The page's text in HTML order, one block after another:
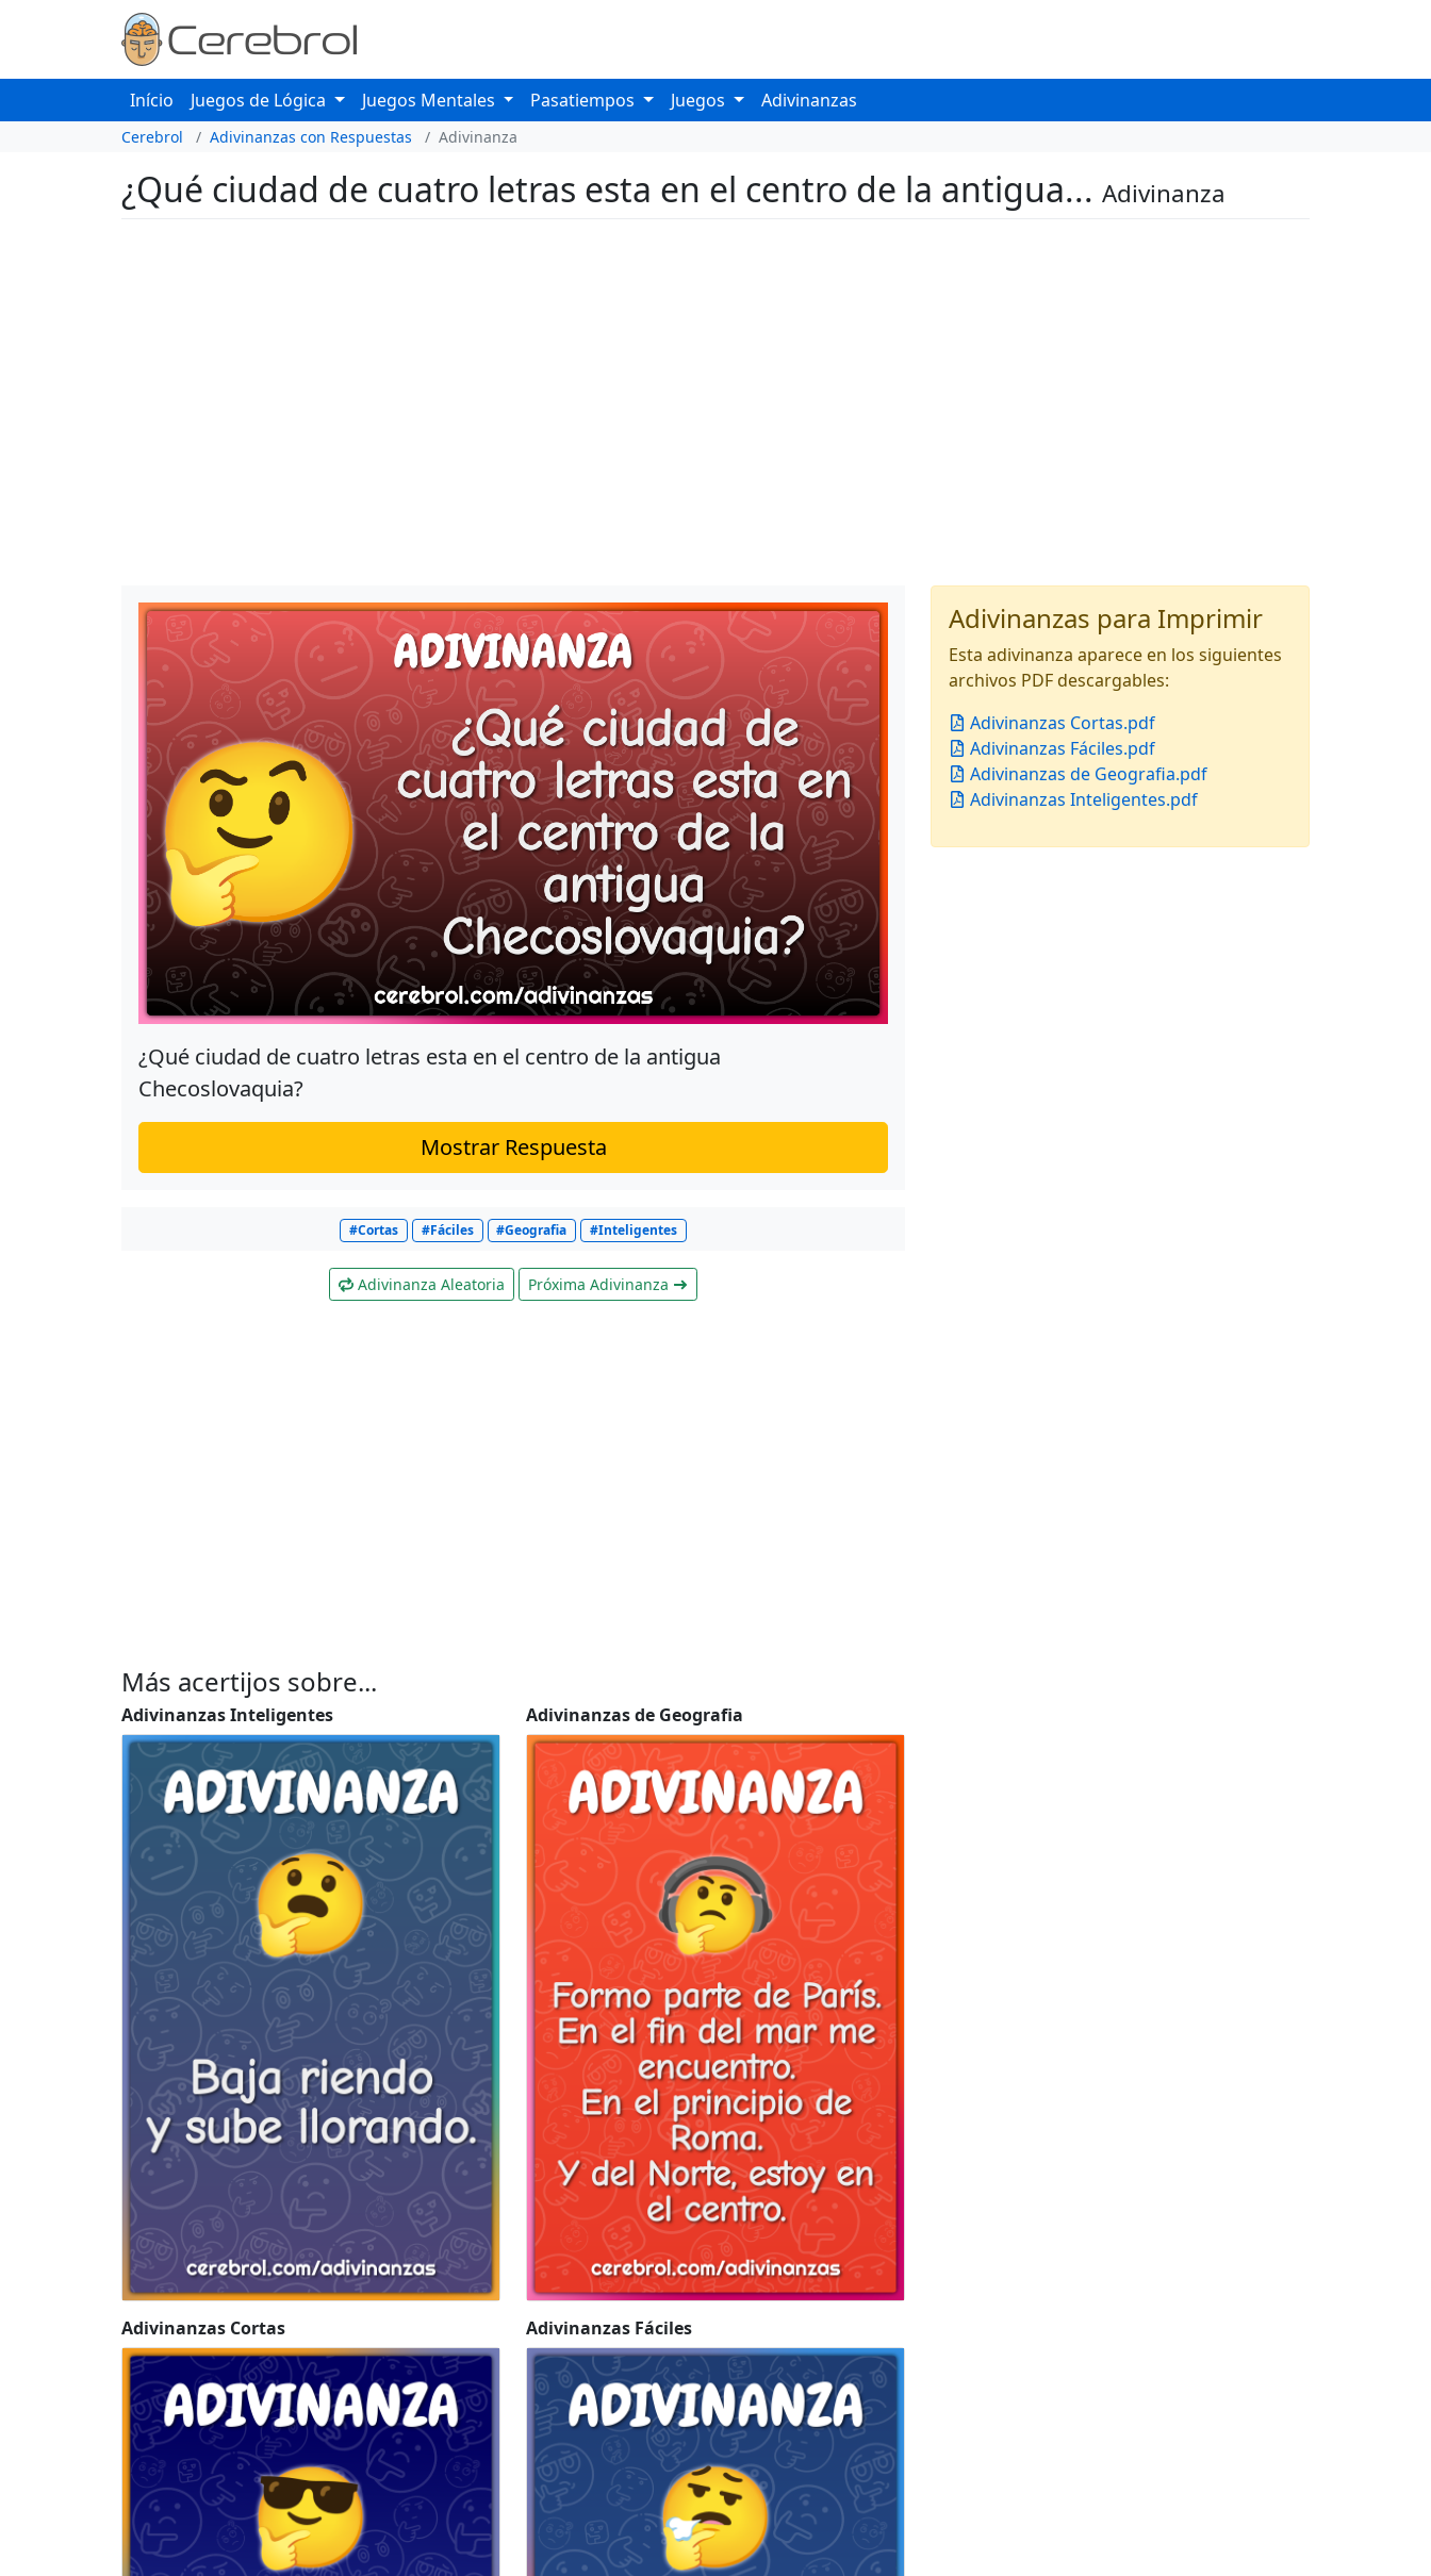
Início Juegos de Lógica Juegos Mentales Pasatiempos Juegos Adivinanzas
Cerebrol Adivinanzas con Respuestas Adivinanza
¿Qué ciudad de cuatro letras esta en el centro de la antigua... Adivinanza
¿Qué ciudad de cuatro letras esta en el centro de la antigua
Checoslovaquia?
Mostrar Respuesta
#Cortas #Fáciles #Geografia #Inteligentes
Adivinanza Aleatoria Próxima Adivinanza
Adivinanzas para Imprimir
Esta adivinanza aparece en los siguientes
archivos PDF descargables:
Adivinanzas Cortas.pdf
Adivinanzas Fáciles.pdf
Adivinanzas de Geografia.pdf
Adivinanzas Inteligentes.pdf
Más acertijos sobre...
Adivinanzas Inteligentes Adivinanzas de Geografia
Adivinanzas Cortas Adivinanzas Fáciles